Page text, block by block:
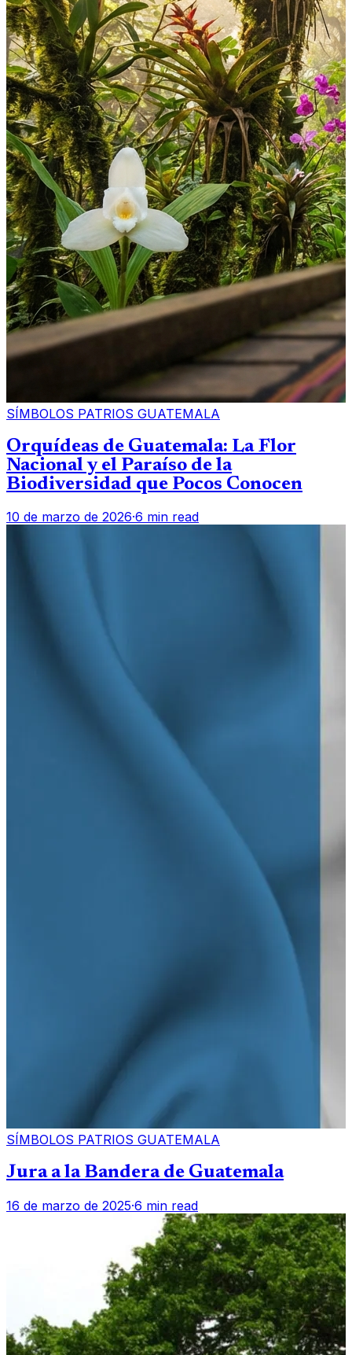
SÍMBOLOS PATRIOS GUATEMALA
Orquídeas de Guatemala: La Flor
Nacional y el Paraíso de la
Biodiversidad que Pocos Conocen
10 de marzo de 2026·6 min read
SÍMBOLOS PATRIOS GUATEMALA
Jura a la Bandera de Guatemala
16 de marzo de 2025·6 min read